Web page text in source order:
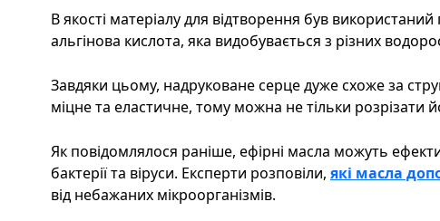
В якості матеріалу для відтворення був
альгінова кислота, яка видобувається з різних
Завдяки цьому, надруковане серце дуже схоже за
міцне та еластичне, тому можна не тільки розрізати
Як повідомлялося раніше, ефірні масла можуть
бактерії та віруси. Експерти розповіли, які масла
від небажаних мікроорганізмів.